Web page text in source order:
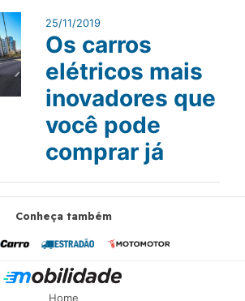
25/11/2019
Os carros
elétricos mais
inovadores que
você pode
comprar já
Conheça também
Home